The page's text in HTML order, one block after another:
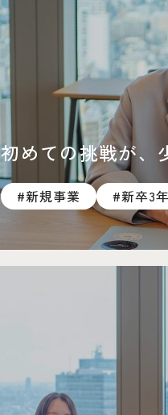
初めての挑戦が、
#新規事業 #新卒3